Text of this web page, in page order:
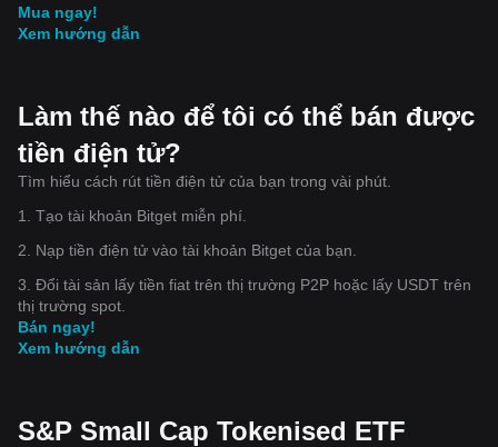
Mua ngay!
Xem hướng dẫn
Làm thế nào để tôi có thể bán được
tiền điện tử?
Tìm hiểu cách rút tiền điện tử của bạn trong vài phút.
1. Tạo tài khoản Bitget miễn phí.
2. Nạp tiền điện tử vào tài khoản Bitget của bạn.
3. Đổi tài sản lấy tiền fiat trên thị trường P2P hoặc lấy USDT trên
thị trường spot.
Bán ngay!
Xem hướng dẫn
S&P Small Cap Tokenised ETF